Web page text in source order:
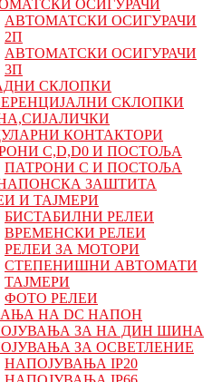
ОСИГУРАЧИ
АВТОМАТСКИ ОСИГУРАЧИ
2П
АВТОМАТСКИ ОСИГУРАЧИ
3П
СКЛОПКИ
СКЛОПКИ
КОНТАКТОРИ
C,D,D0 И ПОСТОЉА
ПАТРОНИ C И ПОСТОЉА
ЗАШТИТА
И ТАЈМЕРИ
БИСТАБИЛНИ РЕЛЕИ
ВРЕМЕНСКИ РЕЛЕИ
РЕЛЕИ ЗА МОТОРИ
СТЕПЕНИШНИ АВТОМАТИ
ТАЈМЕРИ
ФОТО РЕЛЕИ
НА DC НАПОН
ЗА НА ДИН ШИНА
ЗА ОСВЕТЛЕНИЕ
НАПОЈУВАЊА IP20